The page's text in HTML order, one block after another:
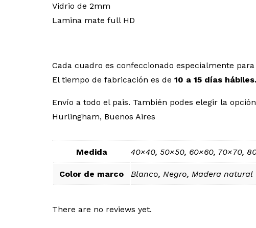
Vidrio de 2mm
Lamina mate full HD
Cada cuadro es confeccionado especialmente para
El tiempo de fabricación es de 10 a 15 días hábiles.
Envío a todo el pais. También podes elegir la
Hurlingham, Buenos Aires
Medida 40×40, 50×50, 60×60, 70×70,
Color de marco Blanco, Negro, Madera natural
There are no reviews yet.